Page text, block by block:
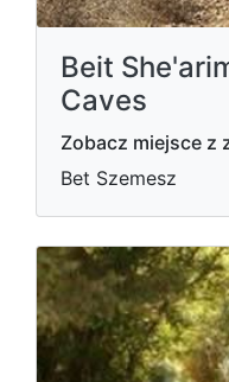
Beit
Caves
Zobacz miejsce z
Bet Szemesz